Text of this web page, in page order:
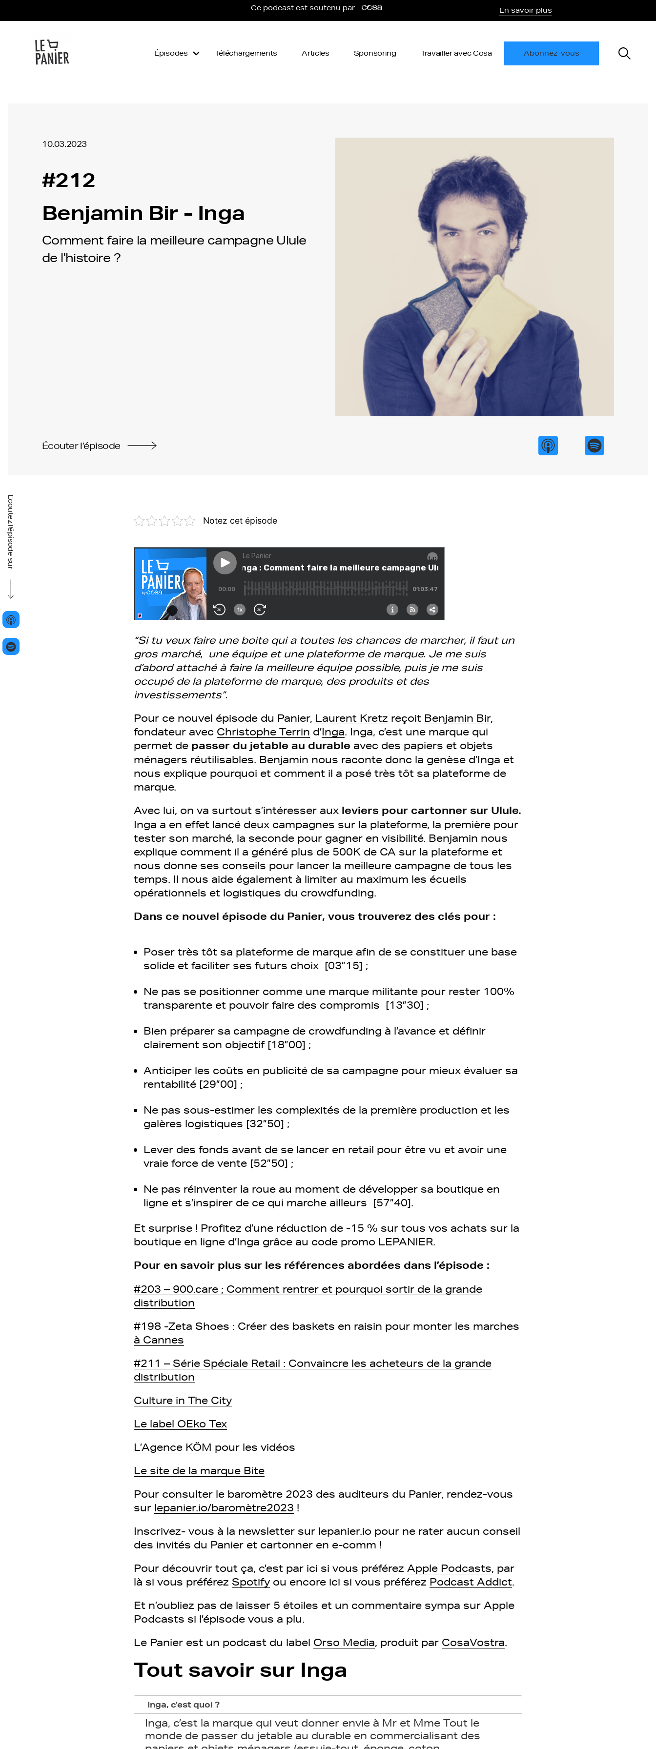
Ce podcast est soutenu par En savoir plus
Épisodes Téléchargements Articles Sponsoring Travailler avec Cosa Abonnez-vous
10.03.2023
#212
Benjamin Bir - Inga
Comment faire la meilleure campagne Ulule
de l'histoire ?
Écouter l’épisode
Ecoutez l'épisode sur Notez cet épisode
“Si tu veux faire une boite qui a toutes les chances de marcher, il faut un
gros marché, une équipe et une plateforme de marque. Je me suis
d’abord attaché à faire la meilleure équipe possible, puis je me suis
occupé de la plateforme de marque, des produits et des
investissements”.
Pour ce nouvel épisode du Panier, Laurent Kretz reçoit Benjamin Bir,
fondateur avec Christophe Terrin d’Inga. Inga, c’est une marque qui
permet de passer du jetable au durable avec des papiers et objets
ménagers réutilisables. Benjamin nous raconte donc la genèse d’Inga et
nous explique pourquoi et comment il a posé très tôt sa plateforme de
marque.
Avec lui, on va surtout s’intéresser aux leviers pour cartonner sur Ulule.
Inga a en effet lancé deux campagnes sur la plateforme, la première pour
tester son marché, la seconde pour gagner en visibilité. Benjamin nous
explique comment il a généré plus de 500K de CA sur la plateforme et
nous donne ses conseils pour lancer la meilleure campagne de tous les
temps. Il nous aide également à limiter au maximum les écueils
opérationnels et logistiques du crowdfunding.
Dans ce nouvel épisode du Panier, vous trouverez des clés pour :
Poser très tôt sa plateforme de marque afin de se constituer une base
solide et faciliter ses futurs choix [03”15] ;
Ne pas se positionner comme une marque militante pour rester 100%
transparente et pouvoir faire des compromis [13”30] ;
Bien préparer sa campagne de crowdfunding à l’avance et définir
clairement son objectif [18”00] ;
Anticiper les coûts en publicité de sa campagne pour mieux évaluer sa
rentabilité [29”00] ;
Ne pas sous-estimer les complexités de la première production et les
galères logistiques [32”50] ;
Lever des fonds avant de se lancer en retail pour être vu et avoir une
vraie force de vente [52”50] ;
Ne pas réinventer la roue au moment de développer sa boutique en
ligne et s’inspirer de ce qui marche ailleurs [57”40].
Et surprise ! Profitez d’une réduction de -15 % sur tous vos achats sur la
boutique en ligne d’Inga grâce au code promo LEPANIER.
Pour en savoir plus sur les références abordées dans l’épisode :
#203 – 900.care ; Comment rentrer et pourquoi sortir de la grande
distribution
#198 -Zeta Shoes : Créer des baskets en raisin pour monter les marches
à Cannes
#211 – Série Spéciale Retail : Convaincre les acheteurs de la grande
distribution
Culture in The City
Le label OEko Tex
L’Agence KÖM pour les vidéos
Le site de la marque Bite
Pour consulter le baromètre 2023 des auditeurs du Panier, rendez-vous
sur lepanier.io/baromètre2023 !
Inscrivez- vous à la newsletter sur lepanier.io pour ne rater aucun conseil
des invités du Panier et cartonner en e-comm !
Pour découvrir tout ça, c’est par ici si vous préférez Apple Podcasts, par
là si vous préférez Spotify ou encore ici si vous préférez Podcast Addict.
Et n’oubliez pas de laisser 5 étoiles et un commentaire sympa sur Apple
Podcasts si l’épisode vous a plu.
Le Panier est un podcast du label Orso Media, produit par CosaVostra.
Tout savoir sur Inga
Inga, c’est quoi ?
Inga, c’est la marque qui veut donner envie à Mr et Mme Tout le
monde de passer du jetable au durable en commercialisant des